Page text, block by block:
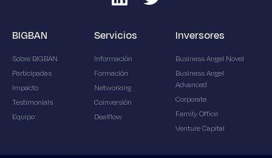
BIGBAN
Sobre BIGBAN
Participadas
Impacto
Testimonials
Equipo
Servicios
Información
Formación
Networking
Coinversión
Dealflow
Inversores
Business Angel Novel
Business Angel
Advanced
Corporate
Family Office
Venture Capital